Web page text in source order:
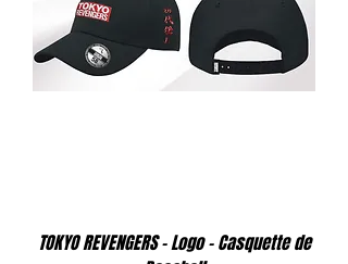
TOKYO REVENGERS - Logo - Casquette de